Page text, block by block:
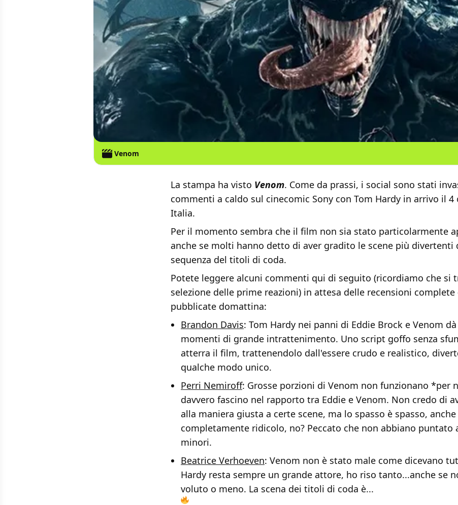
Venom
La stampa ha visto Venom. Come da prassi, i social sono stati
commenti a caldo sul cinecomic Sony con Tom Hardy in arrivo il
Italia.
Per il momento sembra che il film non sia stato particolarmente
anche se molti hanno detto di aver gradito le scene più divertenti
sequenza del titoli di coda.
Potete leggere alcuni commenti qui di seguito (ricordiamo che si
selezione delle prime reazioni) in attesa delle recensioni complete
pubblicate domattina:
Brandon Davis: Tom Hardy nei panni di Eddie Brock e Venom
momenti di grande intrattenimento. Uno script goffo senza
atterra il film, trattenendolo dall'essere crudo e realistico,
qualche modo unico.
Perri Nemiroff: Grosse porzioni di Venom non funzionano *per
davvero fascino nel rapporto tra Eddie e Venom. Non credo di
alla maniera giusta a certe scene, ma lo spasso è spasso,
completamente ridicolo, no? Peccato che non abbiano puntato
minori.
Beatrice Verhoeven: Venom non è stato male come dicevano
Hardy resta sempre un grande attore, ho riso tanto...anche se
voluto o meno. La scena dei titoli di coda è...